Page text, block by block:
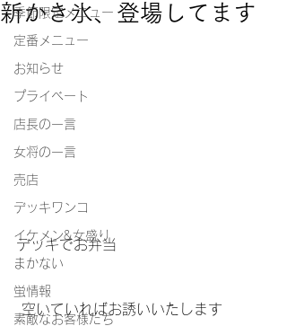
季節限定メニュー
定番メニュー
お知らせ
プライベート
店長の一言
女将の一言
売店
デッキワンコ
イケメン&女盛り
まかない
蛍情報
素敵なお客様たち
新かき氷、登場してます
デッキでお弁当
空いていればお誘いいたします